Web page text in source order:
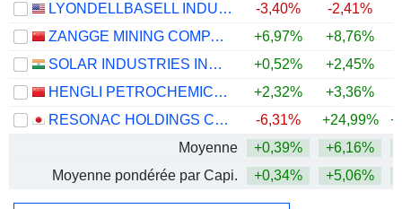
LYONDELLBASELL INDUSTRIES N.V.
-3,40% -2,41%
ZANGGE MINING COMPANY LIMITED
+6,97% +8,76%
SOLAR INDUSTRIES INDIA LIMITED
+0,52% +2,45%
HENGLI PETROCHEMICAL CO.,LTD.
+2,32% +3,36%
RESONAC HOLDINGS CORPORATION
-6,31% +24,99%
Moyenne
+0,39% +6,16%
Moyenne pondérée par Capi.
+0,34% +5,06%